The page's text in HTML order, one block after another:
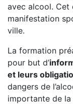
avec alcool. Cet
manifestation
ville.
La formation
pour but d’
et leurs
dangers de
importante de